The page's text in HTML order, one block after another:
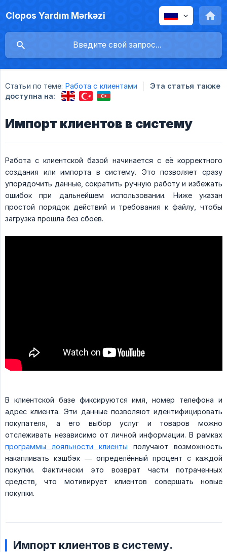
Clopos Yardım Mərkəzi
Статьи по теме: Работа с клиентами
Эта статья также
доступна на:
Импорт клиентов в систему
Работа с клиентской базой начинается с её корректного
создания или импорта в систему. Это позволяет сразу
упорядочить данные, сократить ручную работу и избежать
ошибок при дальнейшем использовании. Ниже указан
простой порядок действий и требования к файлу, чтобы
загрузка прошла без сбоев.
В клиентской базе фиксируются имя, номер телефона и
адрес клиента. Эти данные позволяют идентифицировать
покупателя, а его выбор услуг и товаров можно
отслеживать независимо от личной информации. В рамках
программы лояльности клиенты получают возможность
накапливать кэшбэк — определённый процент с каждой
покупки. Фактически это возврат части потраченных
средств, что мотивирует клиентов совершать новые
покупки.
Импорт клиентов в систему.